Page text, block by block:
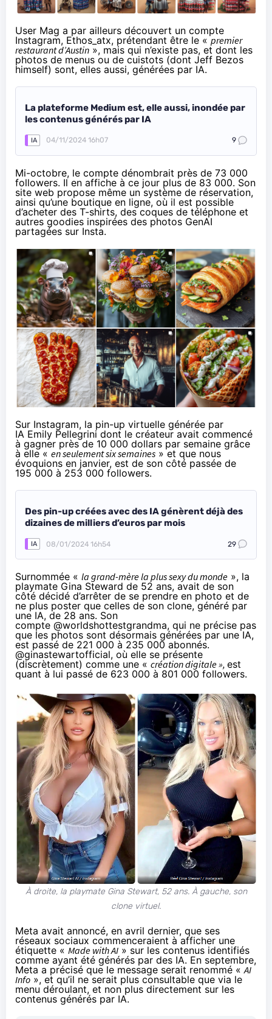
User Mag a par ailleurs découvert un compte
Instagram, Ethos_atx, prétendant être le «premier
restaurant d’Austin », mais qui n’existe pas, et dont les
photos de menus ou de cuistots (dont Jeff Bezos
himself) sont, elles aussi, générées par IA.
La plateforme Medium est, elle aussi, inondée par
les contenus générés par IA
IA 04/11/2024 16h07 9
Mi-octobre, le compte dénombrait près de 73 000
followers. Il en affiche à ce jour plus de 83 000. Son
site web propose même un système de réservation,
ainsi qu’une boutique en ligne, où il est possible
d’acheter des T-shirts, des coques de téléphone et
autres goodies inspirées des photos GenAI
partagées sur Insta.
Sur Instagram, la pin-up virtuelle générée par
IA Emily Pellegrini dont le créateur avait commencé
à gagner près de 10 000 dollars par semaine grâce
à elle « en seulement six semaines » et que nous
évoquions en janvier, est de son côté passée de
195 000 à 253 000 followers.
Des pin-up créées avec des IA génèrent déjà des
dizaines de milliers d’euros par mois
IA 08/01/2024 16h54 29
Surnommée « la grand-mère la plus sexy du monde », la
playmate Gina Steward de 52 ans, avait de son
côté décidé d’arrêter de se prendre en photo et de
ne plus poster que celles de son clone, généré par
une IA, de 28 ans. Son
compte @worldshottestgrandma, qui ne précise pas
que les photos sont désormais générées par une IA,
est passé de 221 000 à 235 000 abonnés.
@ginastewartofficial, où elle se présente
(discrètement) comme une « création digitale », est
quant à lui passé de 623 000 à 801 000 followers.
À droite, la playmate Gina Stewart, 52 ans. À gauche, son
clone virtuel.
Meta avait annoncé, en avril dernier, que ses
réseaux sociaux commenceraient à afficher une
étiquette « Made with AI » sur les contenus identifiés
comme ayant été générés par des IA. En septembre,
Meta a précisé que le message serait renommé «AI
Info », et qu’il ne serait plus consultable que via le
menu déroulant, et non plus directement sur les
contenus générés par IA.